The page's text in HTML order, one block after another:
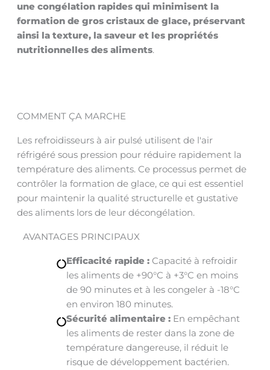
une congélation rapides qui minimisent la
formation de gros cristaux de glace, préservant
ainsi la texture, la saveur et les propriétés
nutritionnelles des aliments.
COMMENT ÇA MARCHE
Les refroidisseurs à air pulsé utilisent de l'air
réfrigéré sous pression pour réduire rapidement la
température des aliments. Ce processus permet de
contrôler la formation de glace, ce qui est essentiel
pour maintenir la qualité structurelle et gustative
des aliments lors de leur décongélation.
AVANTAGES PRINCIPAUX
Efficacité rapide :Capacité à refroidir
les aliments de +90°C à +3°C en moins
de 90 minutes et à les congeler à -18°C
en environ 180 minutes.
Sécurité alimentaire :En empêchant
les aliments de rester dans la zone de
température dangereuse, il réduit le
risque de développement bactérien.